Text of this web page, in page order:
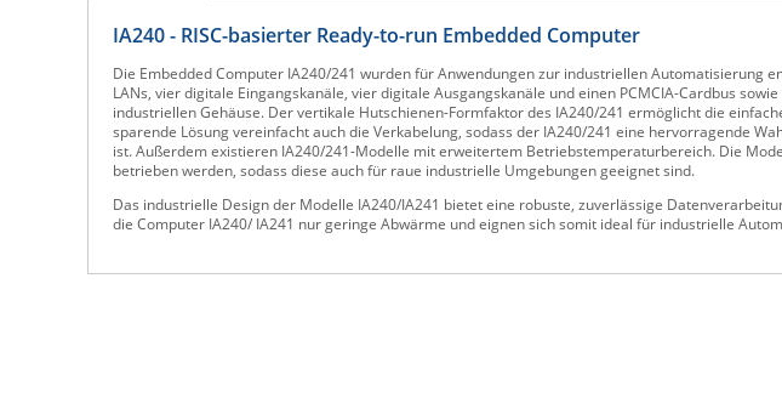
IA240 - RISC-basierter Ready-to-run Embedded Computer
Die Embedded Computer IA240/241 wurden für Anwendungen zur industriellen Automatisierung
LANs, vier digitale Eingangskanäle, vier digitale Ausgangskanäle und einen PCMCIA-Cardbus
industriellen Gehäuse. Der vertikale Hutschienen-Formfaktor des IA240/241 ermöglicht die
sparende Lösung vereinfacht auch die Verkabelung, sodass der IA240/241 eine hervorragende
ist. Außerdem existieren IA240/241-Modelle mit erweitertem Betriebstemperaturbereich. Die
betrieben werden, sodass diese auch für raue industrielle Umgebungen geeignet sind.
Das industrielle Design der Modelle IA240/IA241 bietet eine robuste, zuverlässige
die Computer IA240/ IA241 nur geringe Abwärme und eignen sich somit ideal für industrielle